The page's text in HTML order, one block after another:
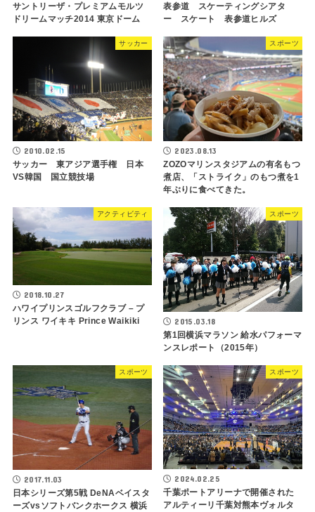
サントリーザ・プレミアムモルツ
ドリームマッチ2014 東京ドーム
表参道 スケーティングシアタ
ー スケート 表参道ヒルズ
サッカー
2010.02.15
サッカー 東アジア選手権 日本
VS韓国 国立競技場
スポーツ
2023.08.13
ZOZOマリンスタジアムの有名もつ
煮店、「ストライク」のもつ煮を1
年ぶりに食べてきた。
アクティビティ
2018.10.27
ハワイプリンスゴルフクラブ – プ
リンス ワイキキ Prince Waikiki
スポーツ
2015.03.18
第1回横浜マラソン 給水パフォーマ
ンスレポート（2015年）
スポーツ
2017.11.03
日本シリーズ第5戦 DeNAベイスタ
ーズvsソフトバンクホークス 横浜
スポーツ
2024.02.25
千葉ポートアリーナで開催された
アルティーリ千葉対熊本ヴォルタ